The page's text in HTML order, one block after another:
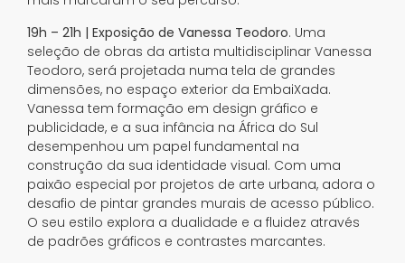
19h – 21h | Exposição de Vanessa Teodoro. Uma
seleção de obras da artista multidisciplinar Vanessa
Teodoro, será projetada numa tela de grandes
dimensões, no espaço exterior da EmbaiXada.
Vanessa tem formação em design gráfico e
publicidade, e a sua infância na África do Sul
desempenhou um papel fundamental na
construção da sua identidade visual. Com uma
paixão especial por projetos de arte urbana, adora o
desafio de pintar grandes murais de acesso público.
O seu estilo explora a dualidade e a fluidez através
de padrões gráficos e contrastes marcantes.